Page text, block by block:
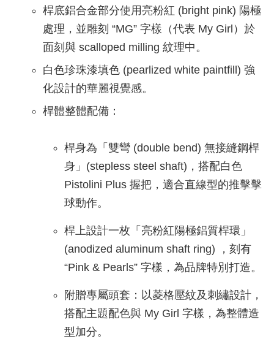
桿底鋁合金部分使用亮粉紅 (bright pink) 陽極
處理，並雕刻 “MG” 字樣（代表 My Girl）於
面刻與 scalloped milling 紋理中。
白色珍珠漆填色 (pearlized white paintfill) 強
化設計的華麗視覺感。
桿體整體配備：
桿身為「雙彎 (double bend) 無接縫鋼桿
身」(stepless steel shaft)，搭配白色
Pistolini Plus 握把，適合直線型的推擊擊
球動作。
桿上設計一枚「亮粉紅陽極鋁質桿環」
(anodized aluminum shaft ring) ，刻有
“Pink & Pearls” 字樣，為品牌特別打造。
附贈專屬頭套：以菱格壓紋及刺繡設計，
搭配主題配色與 My Girl 字樣，為整體造
型加分。